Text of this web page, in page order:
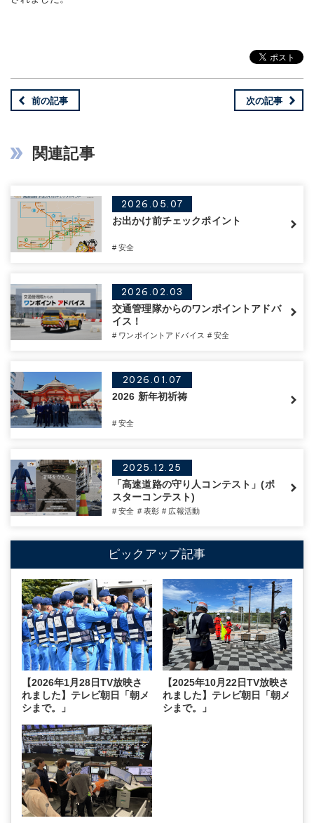
前の記事 次の記事
関連記事
2026.05.07
お出かけ前チェックポイント
# 安全
2026.02.03
交通管理隊からのワンポイントアドバ
イス！
# ワンポイントアドバイス # 安全
2026.01.07
2026 新年初祈祷
# 安全
2025.12.25
「高速道路の守り人コンテスト」(ポ
スターコンテスト)
# 安全 # 表彰 # 広報活動
ピックアップ記事
【2026年1月28日TV放映さ
れました】テレビ朝日「朝メ
シまで。」
【2025年10月22日TV放映さ
れました】テレビ朝日「朝メ
シまで。」